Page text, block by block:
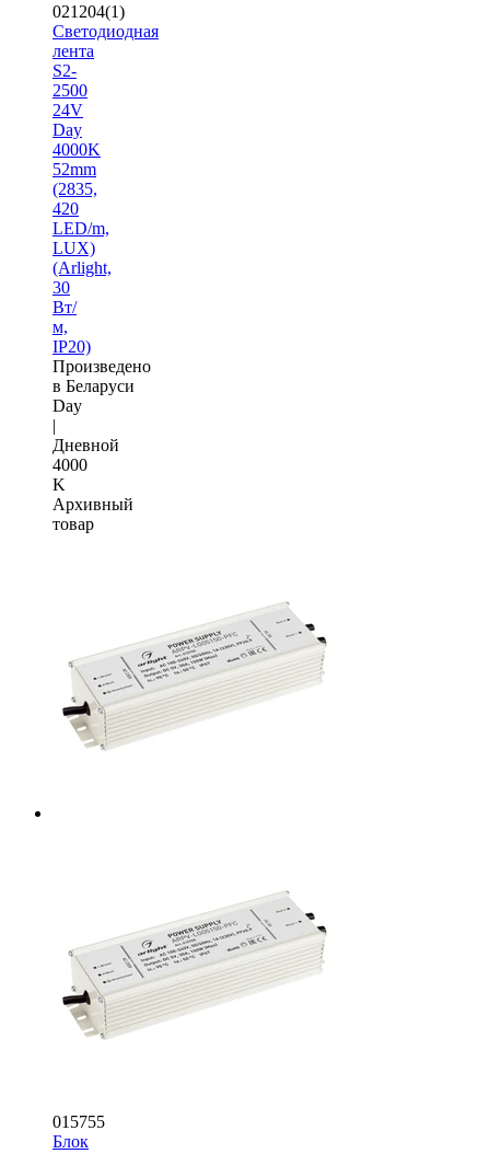
021204(1)
Светодиодная
лента
S2-
2500
24V
Day
4000K
52mm
(2835,
420
LED/m,
LUX)
(Arlight,
30
Вт/
м,
IP20)
Произведено
в Беларуси
Day
|
Дневной
4000
K
Архивный
товар
015755
Блок